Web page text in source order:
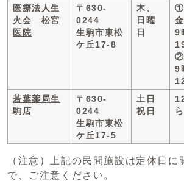
医療法人生
火会 松宮
医院
〒630-
0244
生駒市東松
ケ丘17-8
木、
日曜
日
①
金
9
②
9
若葉薬局生
駒店
〒630-
0244
生駒市東松
ケ丘17-5
土日
祝日
（注意）上記の民間施設は定休日に
で、ご注意ください。